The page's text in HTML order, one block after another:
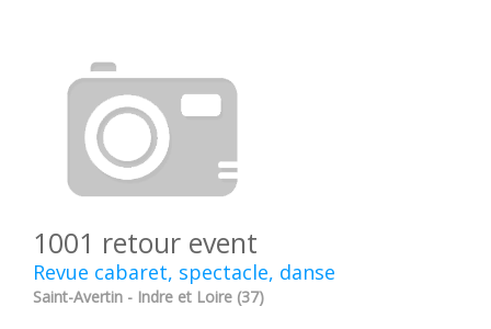
1001 retour event
Revue cabaret, spectacle, danse
Saint-Avertin - Indre et Loire (37)